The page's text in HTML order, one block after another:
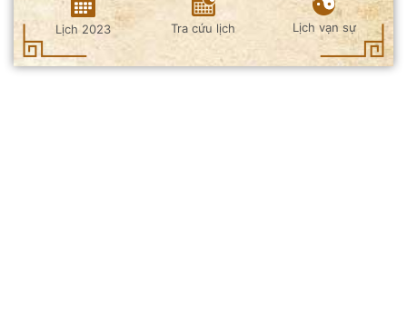
Lịch 2023 Tra cứu lịch Lịch vạn sự